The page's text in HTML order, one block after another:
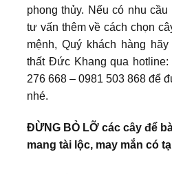
phong thủy. Nếu có nhu
tư vấn thêm về cách chọn
mệnh, Quý khách hàng
thất Đức Khang qua
276 668 – 0981 503 868 để
nhé.
ĐỪNG BỎ LỠ các cây để
mang tài lộc, may mắn có